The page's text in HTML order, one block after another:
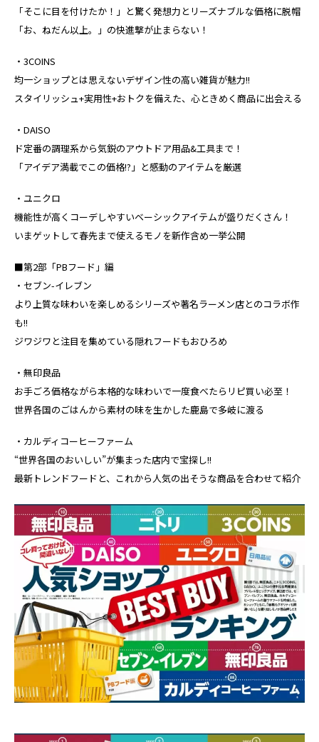
「そこに目を付けたか！」と驚く発想力とリーズナブルな価格に脱帽
「お、ねだん以上。」の快進撃が止まらない！
・3COINS
均一ショップとは思えないデザイン性の高い雑貨が魅力!!
スタイリッシュ+実用性+おトクを備えた、心ときめく商品に出会える
・DAISO
ド定番の調理系から気鋭のアウトドア用品&工具まで！
「アイデア満載でこの価格!?」と感動のアイテムを厳選
・ユニクロ
機能性が高くコーデしやすいベーシックアイテムが盛りだくさん！
いまゲットして春先まで使えるモノを新作含め一挙公開
■第2部「PBフード」編
・セブン-イレブン
より上質な味わいを楽しめるシリーズや著名ラーメン店とのコラボ作
も!!
ジワジワと注目を集めている隠れフードもおひろめ
・無印良品
お手ごろ価格ながら本格的な味わいで一度食べたらリピ買い必至！
世界各国のごはんから素材の味を生かした鹿島で多岐に渡る
・カルディコーヒーファーム
“世界各国のおいしい”が集まった店内で宝探し!!
最新トレンドフードと、これから人気の出そうな商品を合わせて紹介